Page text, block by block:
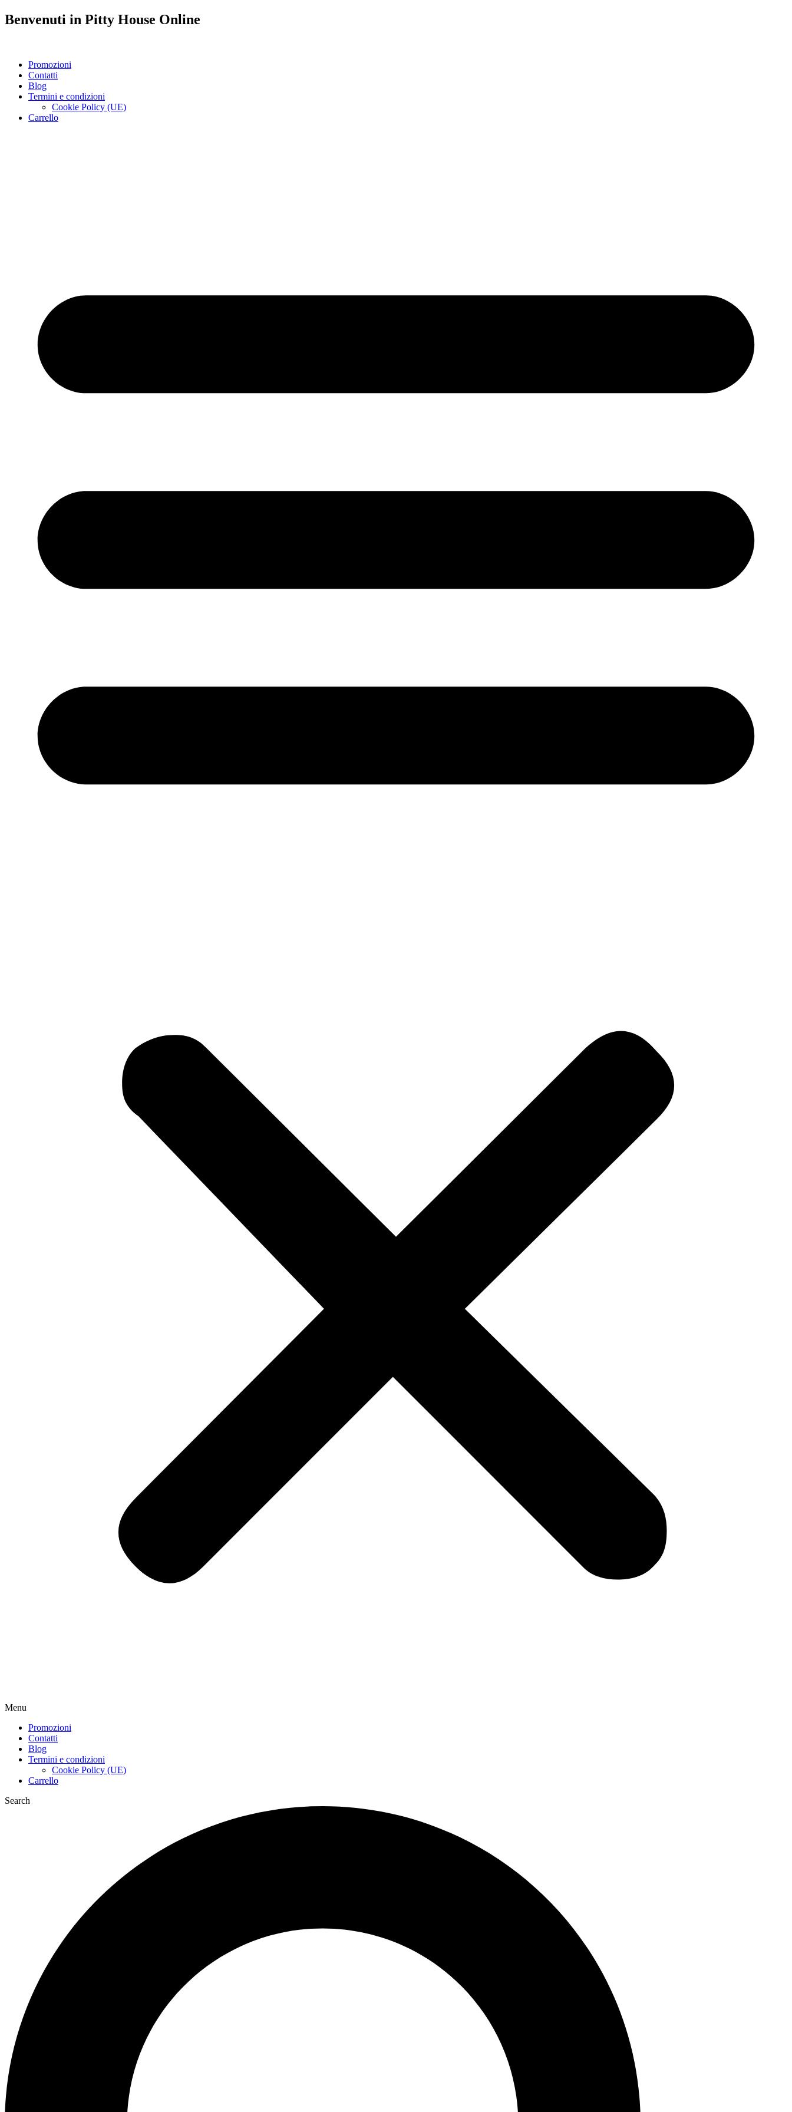
Benvenuti in Pitty House Online
Promozioni
Contatti
Blog
Termini e condizioni
Cookie Policy (UE)
Carrello
Menu
Promozioni
Contatti
Blog
Termini e condizioni
Cookie Policy (UE)
Carrello
Search